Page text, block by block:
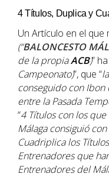
4 Títulos, Duplica y
Un Artículo en el que
(“BALONCESTO
de la propiaACB)”
Campeonato)”, que “
conseguido conIbon
entre la Pasada
“4 Títulos con los
Málaga consiguió con
Cuadriplica los
Entrenadores que
Entrenadores del